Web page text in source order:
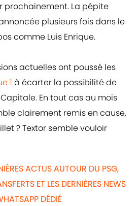
prochainement. La pépite
plusieurs fois dans le
comme Luis Enrique.
actuelles ont poussé les
1 à écarter la possibilité de
En tout cas au mois
clairement remis en cause,
? Textor semble vouloir
ACTUS AUTOUR DU PSG,
ET LES DERNIÈRES NEWS
DÉDIÉ